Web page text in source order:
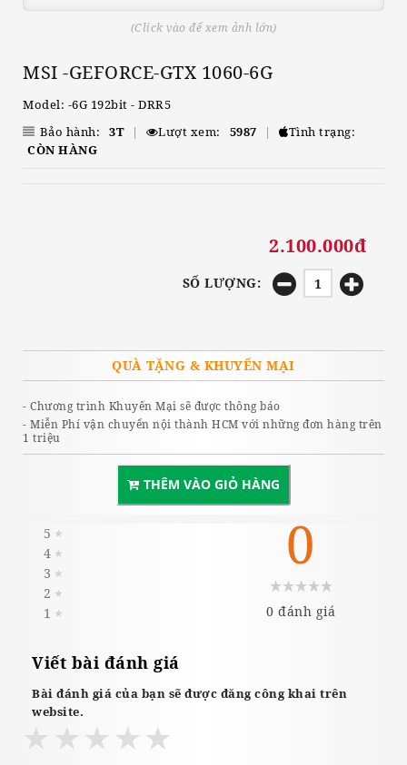
(Click vào để xem ảnh lớn)
MSI -GEFORCE-GTX 1060-6G
Model: -6G 192bit - DRR5
Bảo hành:
3T | Lượt xem: 5987 |
Tình trạng:
CÒN HÀNG
2.100.000đ
SỐ LƯỢNG:
QUÀ TẶNG & KHUYẾN MẠI
- Chương trình Khuyến Mại sẽ được thông báo
- Miễn Phí vận chuyển nội thành HCM với những đơn hàng trên
1 triệu
THÊM VÀO GIỎ HÀNG
5 ★
4 ★
3 ★
2 ★
1 ★
0
0 đánh giá
Viết bài đánh giá
Bài đánh giá của bạn sẽ được đăng công khai trên
website.